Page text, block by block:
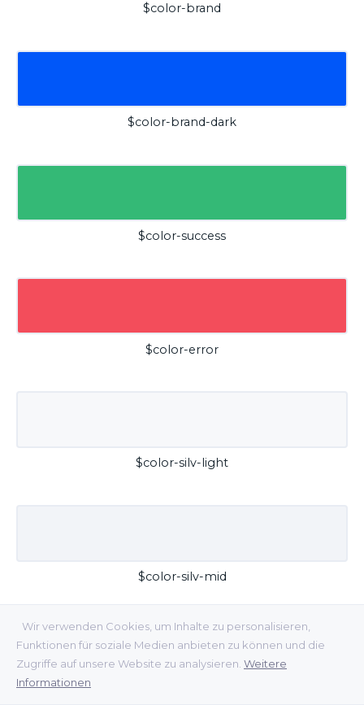
Wir verwenden Cookies, um Inhalte zu personalisieren,
Funktionen für soziale Medien anbieten zu können und die
Zugriffe auf unsere Website zu analysieren. Weitere
Informationen
$color-brand
$color-brand-dark
$color-success
$color-error
$color-silv-light
$color-silv-mid